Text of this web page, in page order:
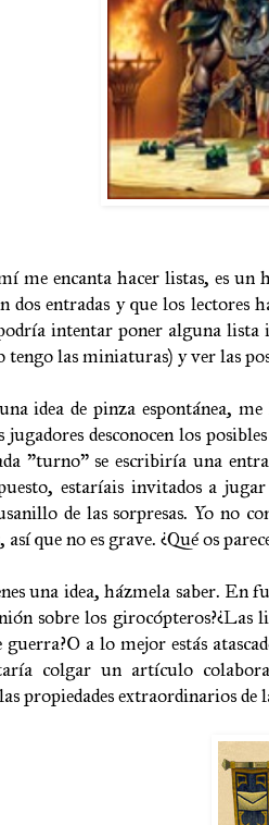
me encanta hacer listas, es un
dos entradas y que los lectores
intentar poner alguna
tengo las miniaturas) y ver las
idea de pinza espontánea,
desconocen los
"turno" se escribiría una
estaríais invitados a
de las sorpresas. Yo no
que no es grave. ¿Qué os
una idea, házmela saber.
sobre los
guerra?O a lo mejor estás
colgar un artículo
propiedades extraordinarios de